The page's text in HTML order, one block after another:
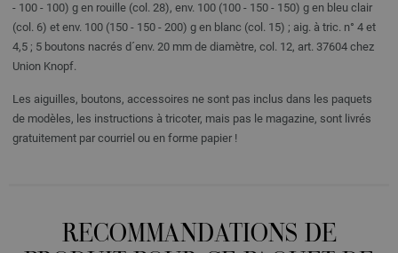
- 100 - 100) g en rouille (col. 28), env. 100 (100 - 150 - 150) g en bleu clair
(col. 6) et env. 100 (150 - 150 - 200) g en blanc (col. 15) ; aig. à tric. n° 4 et
4,5 ; 5 boutons nacrés d´env. 20 mm de diamètre, col. 12, art. 37604 chez
Union Knopf.
Les aiguilles, boutons, accessoires ne sont pas inclus dans les paquets
de modèles, les instructions à tricoter, mais pas le magazine, sont livrés
gratuitement par courriel ou en forme papier !
RECOMMANDATIONS DE